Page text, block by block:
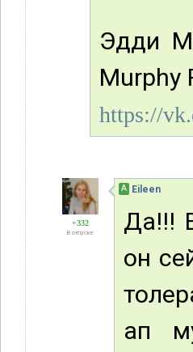
Эдди
Murphy
https://
+332
В отпуске
А Eileen
Да!!!
он
ап